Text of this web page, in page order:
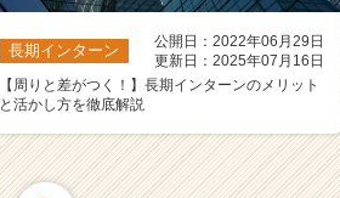
長期インターン
公開日：2022年06月29日
更新日：2025年07月16日
【周りと差がつく！】長期インターンのメリット
と活かし方を徹底解説